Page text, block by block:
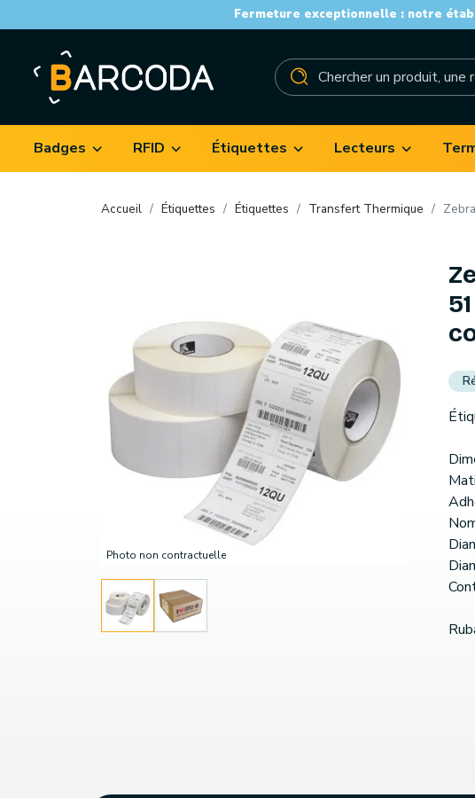
Fermeture exceptionnelle : notre
Badges RFID Étiquettes Lecteurs
Accueil Étiquettes Étiquettes Transfert Thermique
Photo non contractuelle